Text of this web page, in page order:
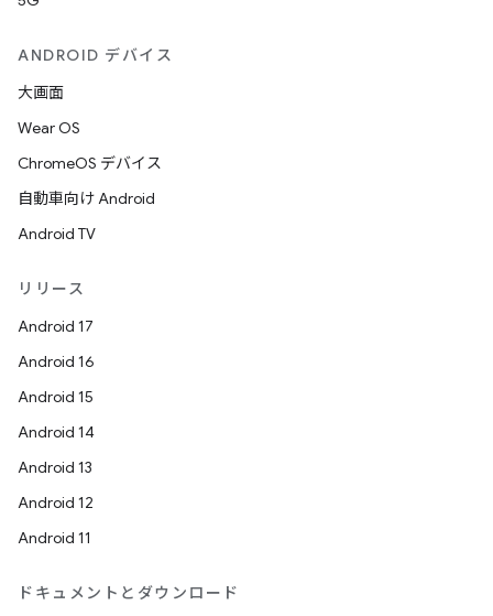
ANDROID デバイス
大画面
Wear OS
ChromeOS デバイス
自動車向け Android
Android TV
リリース
Android 17
Android 16
Android 15
Android 14
Android 13
Android 12
Android 11
ドキュメントとダウンロード